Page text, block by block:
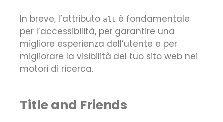
In breve, l’attributo alt è fondamentale
per l’accessibilità, per garantire una
migliore esperienza dell’utente e per
migliorare la visibilità del tuo sito web nei
motori di ricerca.
Title and Friends